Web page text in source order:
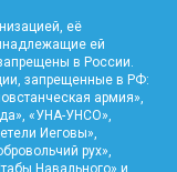
её
ей
в России.
запрещенные в РФ:
армия»,
«УНА-УНСО»,
Иеговы»,
рух»,
Навального» и